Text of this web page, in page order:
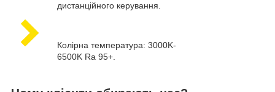
дистанційного керування.
Колірна температура: 3000K-
6500K Ra 95+.